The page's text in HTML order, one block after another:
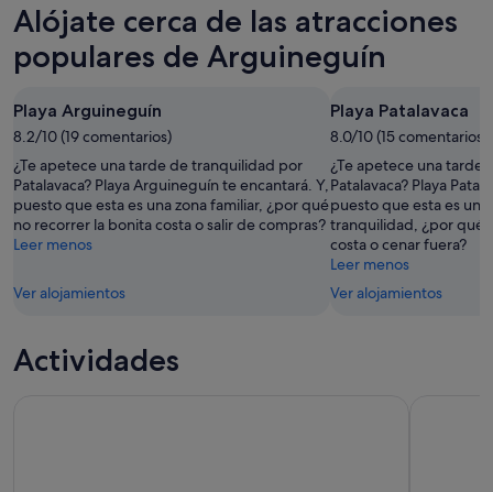
noche,
ago
10
ago
para
mañana
por
noche,
10
ago
-
11
ago
en
Arguineguín
para
próximo
fin
de
semana,
14
ago
-
ago
Alójate cerca de las atracciones
populares de Arguineguín
Playa Arguineguín
8.2/10 (19 comentarios)
¿Te apetece una tarde de tranquilidad por
Patalavaca? Playa Arguineguín te encantará. Y,
puesto que esta es una zona familiar, ¿por qué
no recorrer la bonita costa o salir de compras?
Leer menos
Ver alojamientos
Playa Patalavaca
8.0/10 (15 comentarios)
¿Te apetece una
Patalavaca? Playa
puesto que esta es
tranquilidad, ¿por qué
costa o cenar fuera?
Leer menos
Ver alojamientos
Actividades